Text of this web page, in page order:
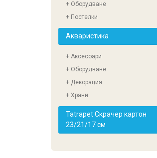
+ Оборудване
+ Постелки
Акваристика
+ Аксесоари
+ Оборудване
+ Декорация
+ Храни
Tatrapet Скрачер картон
23/21/17 см